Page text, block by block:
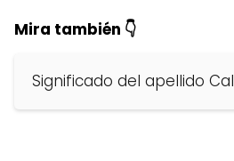
Mira también 👇
Significado del apellido